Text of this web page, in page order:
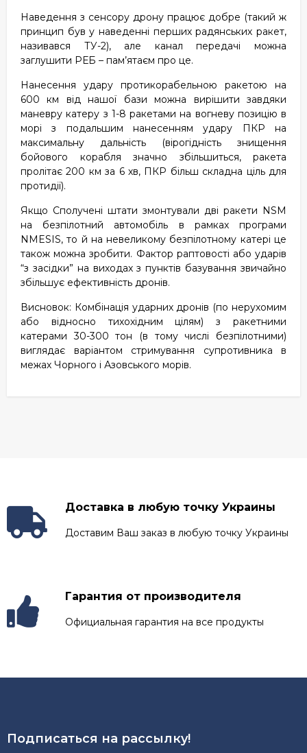
Наведення з сенсору дрону працює добре (такий ж
принцип був у наведенні перших радянських ракет,
називався ТУ-2), але канал передачі можна
заглушити РЕБ – пам’ятаєм про це.
Нанесення удару протикорабельною ракетою на
600 км від нашої бази можна вирішити завдяки
маневру катеру з 1-8 ракетами на вогневу позицію в
морі з подальшим нанесенням удару ПКР на
максимальну дальність (вірогідність знищення
бойового корабля значно збільшиться, ракета
пролітає 200 км за 6 хв, ПКР більш складна ціль для
протидії).
Якщо Сполучені штати змонтували дві ракети NSM
на безпілотний автомобіль в рамках програми
NMESIS, то й на невеликому безпілотному катері це
також можна зробити. Фактор раптовості або ударів
“з засідки” на виходах з пунктів базування звичайно
збільшує ефективність дронів.
Висновок: Комбінація ударних дронів (по нерухомим
або відносно тихохідним цілям) з ракетними
катерами 30-300 тон (в тому числі безпілотними)
виглядає варіантом стримування супротивника в
межах Чорного і Азовського морів.
Доставка в любую точку Украины
Доставим Ваш заказ в любую точку Украины
Гарантия от производителя
Официальная гарантия на все продукты
Подписаться на рассылкy!